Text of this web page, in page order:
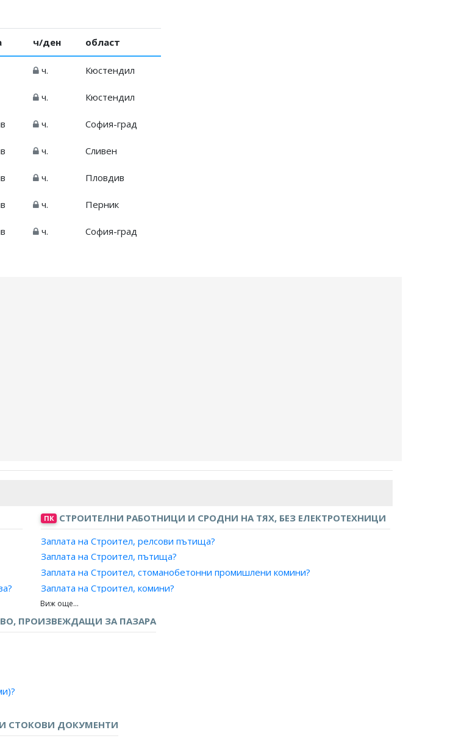
ч/ден област
ч. Кюстендил
ч. Кюстендил
ч. София-град
ч. Сливен
ч. Пловдив
ч. Перник
ч. София-град
ПК СТРОИТЕЛНИ РАБОТНИЦИ И СРОДНИ НА ТЯХ, БЕЗ ЕЛЕКТРОТЕХНИЦИ
Заплата на Строител, релсови пътища?
Заплата на Строител, пътища?
Заплата на Строител, стоманобетонни промишлени комини?
Заплата на Строител, комини?
Заплата на Строител, лодки/катери/корабни корпуси и други от стъклопласти?
Заплата на Асфалтаджия?
Заплата на Строител, алпинист?
Заплата на Работник, полагане на пътни настилки?
ПРОИЗВЕЖДАЩИ ЗА ПАЗАРА
СТОКОВИ ДОКУМЕНТИ